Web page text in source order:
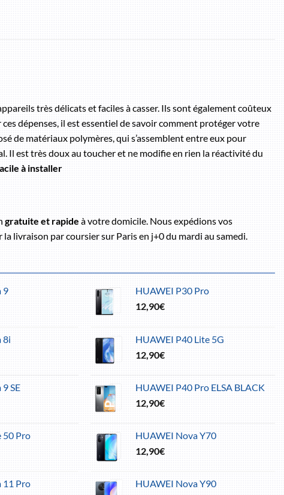
très délicats et faciles à casser. Ils sont également coûteux
dépenses, il est essentiel de savoir comment protéger votre
de matériaux polymères, qui s’assemblent entre eux pour
Il est très doux au toucher et ne modifie en rien la réactivité du
à installer
gratuite et rapideà votre domicile. Nous expédions vos
livraison par coursier sur Paris en j+0 du mardi au samedi.
9
8i
SE
50 Pro
11 Pro
HUAWEI P30 Pro
12,90€
HUAWEI P40 Lite 5G
12,90€
HUAWEI P40 Pro ELSA BLACK
12,90€
HUAWEI Nova Y70
12,90€
HUAWEI Nova Y90